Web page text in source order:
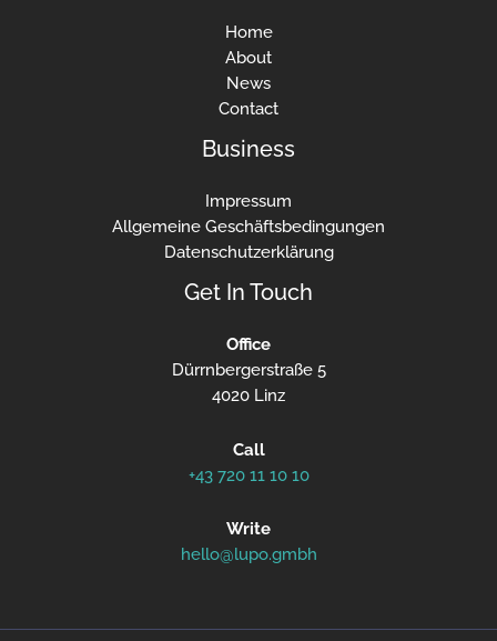
Home
About
News
Contact
Business
Impressum
Allgemeine Geschäftsbedingungen
Datenschutzerklärung
Get In Touch
Office
Dürrnbergerstraße 5
4020 Linz
Call
+43 720 11 10 10
Write
hello@lupo.gmbh